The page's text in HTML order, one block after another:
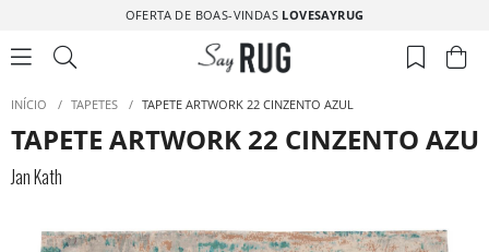
OFERTA DE BOAS-VINDAS LOVESAYRUG
INÍCIO / TAPETES / TAPETE ARTWORK 22 CINZENTO AZUL
TAPETE ARTWORK 22 CINZENTO
Jan Kath